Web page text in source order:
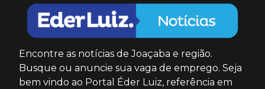
Encontre as notícias de Joaçaba e região.
Busque ou anuncie sua vaga de emprego. Seja
bem vindo ao Portal Éder Luiz, referência em